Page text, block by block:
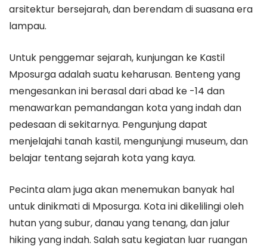
arsitektur bersejarah, dan berendam di suasana era
lampau.
Untuk penggemar sejarah, kunjungan ke Kastil
Mposurga adalah suatu keharusan. Benteng yang
mengesankan ini berasal dari abad ke -14 dan
menawarkan pemandangan kota yang indah dan
pedesaan di sekitarnya. Pengunjung dapat
menjelajahi tanah kastil, mengunjungi museum, dan
belajar tentang sejarah kota yang kaya.
Pecinta alam juga akan menemukan banyak hal
untuk dinikmati di Mposurga. Kota ini dikelilingi oleh
hutan yang subur, danau yang tenang, dan jalur
hiking yang indah. Salah satu kegiatan luar ruangan